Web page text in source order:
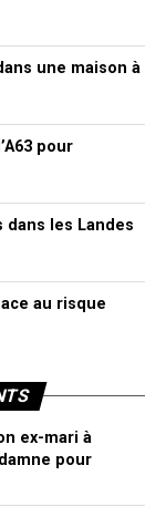
une maison à
pour
les Landes
au risque
ex-mari à
pour